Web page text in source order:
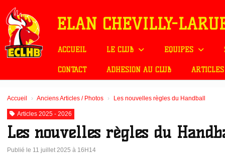
ELAN CHEVILLY-
ACCUEIL LE CLUB EQUIPES
CONTACT ADHÉSION AU CLUB
Accueil Anciens Articles / Photos Les nouvelles règles du Handball
Articles 2025 - 2026
Les nouvelles règles du
Publié le 11 juillet 2025 à 16H14